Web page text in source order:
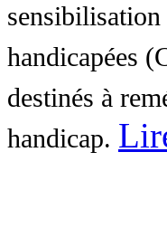
handicapées
destinés à
handicap.